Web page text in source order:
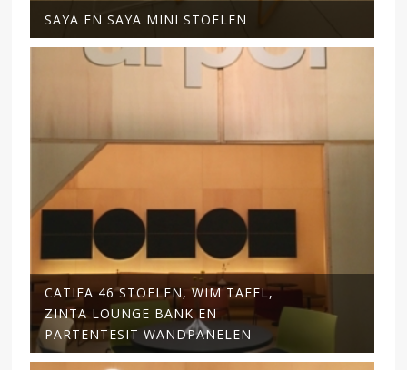
SAYA EN SAYA MINI STOELEN
CATIFA 46 STOELEN, WIM TAFEL,
ZINTA LOUNGE BANK EN
PARTENTESIT WANDPANELEN